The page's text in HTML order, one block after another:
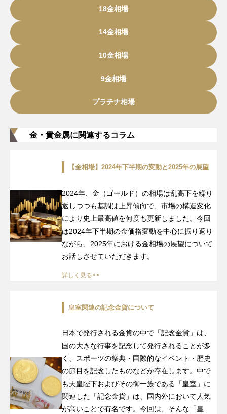
18金相場
14金相場
10金相場
9金相場
プラチナ相場
金・貴金属に関連するコラム
【金相場】2024年下半期の変動と2025年の展望
2024年、金（ゴールド）の相場は乱高下を繰り
返しつつも基調は上昇傾向で、市場の構造変化
により史上最高値を何度も更新しました。今回
は2024年下半期の金価格変動を中心に振り返り
ながら、2025年における金相場の展望について
お話しさせていただきます。
詳しく見る>>
皇室関連の記念金貨について
日本で発行される金貨の中で「記念金貨」は、
国の大きな行事を記念して発行されることが多
く、スポーツの祭典・国際的なイベント・歴史
の節目を記念したものなどが存在します。中で
も天皇陛下およびその御一族である「皇室」に
関連した「記念金貨」は、国内外において人気
が高いことで有名です。今回は、そんな「皇